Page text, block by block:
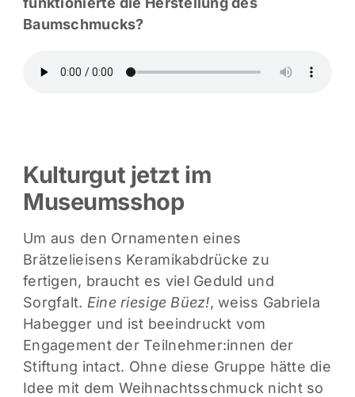
Baumschmucks?
Kulturgut jetzt im
Museumsshop
Um aus den Ornamenten eines
Brätzelieisens Keramikabdrücke zu
fertigen, braucht es viel Geduld und
Sorgfalt. Eine riesige Büez!, weiss Gabriela
Habegger und ist beeindruckt vom
Engagement der Teilnehmer:innen der
Stiftung intact. Ohne diese Gruppe hätte die
Idee mit dem Weihnachtsschmuck nicht so